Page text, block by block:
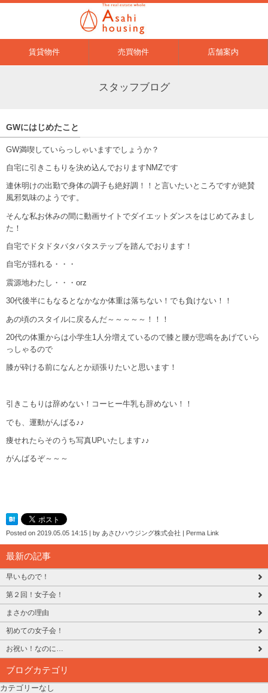
賃貸物件 売買物件 店舗案内
スタッフブログ
GWにはじめたこと
GW満喫していらっしゃいますでしょうか？
自宅に引きこもりを決め込んでおりますNMZです
連休明けの出勤で身体の調子も絶好調！！と言いたいところですが絶賛
風邪気味のようです。
そんな私お休みの間に動画サイトでダイエットダンスをはじめてみまし
た！
自宅でドタドタバタバタステップを踏んでおります！
自宅が揺れる・・・
震源地わたし・・・orz
30代後半にもなるとなかなか体重は落ちない！でも負けない！！
あの頃のスタイルに戻るんだ～～～～～！！！
20代の体重からは小学生1人分増えているので膝と腰が悲鳴をあげていら
っしゃるので
膝が砕ける前になんとか頑張りたいと思います！
引きこもりは辞めない！コーヒー牛乳も辞めない！！
でも、運動がんばる♪♪
痩せれたらそのうち写真UPいたします♪♪
がんばるぞ～～～
Posted on 2019.05.05 14:15 | by あさひハウジング株式会社 | Perma Link
最新の記事
早いもので！
第２回！女子会！
まさかの理由
初めての女子会！
お祝い！なのに…
ブログカテゴリ
カテゴリーなし